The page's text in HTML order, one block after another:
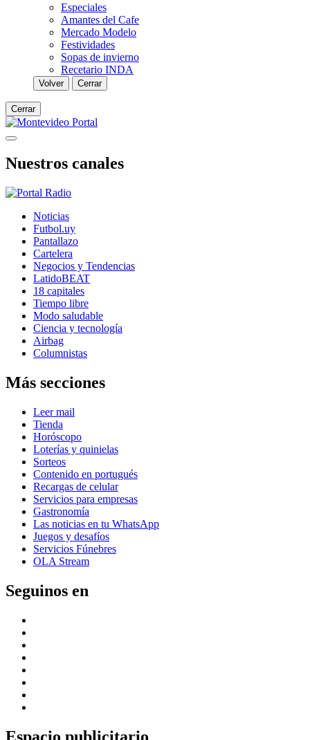
Especiales
Amantes del Cafe
Mercado Modelo
Festividades
Sopas de invierno
Recetario INDA
Volver Cerrar
Cerrar
Nuestros canales
Noticias
Futbol.uy
Pantallazo
Cartelera
Negocios y Tendencias
LatidoBEAT
18 capitales
Tiempo libre
Modo saludable
Ciencia y tecnología
Airbag
Columnistas
Más secciones
Leer mail
Tienda
Horóscopo
Loterías y quinielas
Sorteos
Contenido en portugués
Recargas de celular
Servicios para empresas
Gastronomía
Las noticias en tu WhatsApp
Juegos y desafíos
Servicios Fúnebres
OLA Stream
Seguinos en